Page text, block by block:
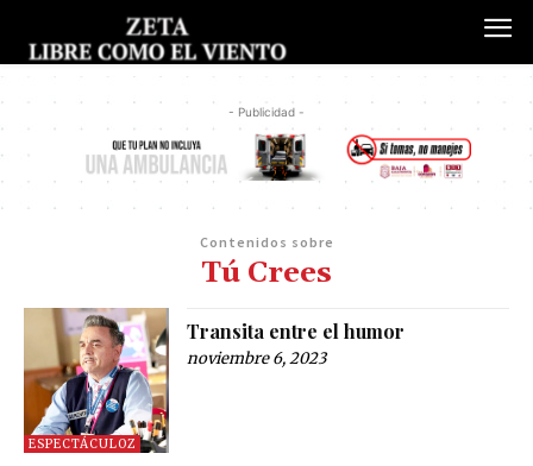
- Publicidad -
Contenidos sobre
Tú Crees
ESPECTÁCULOZ
Transita entre el humor
noviembre 6, 2023